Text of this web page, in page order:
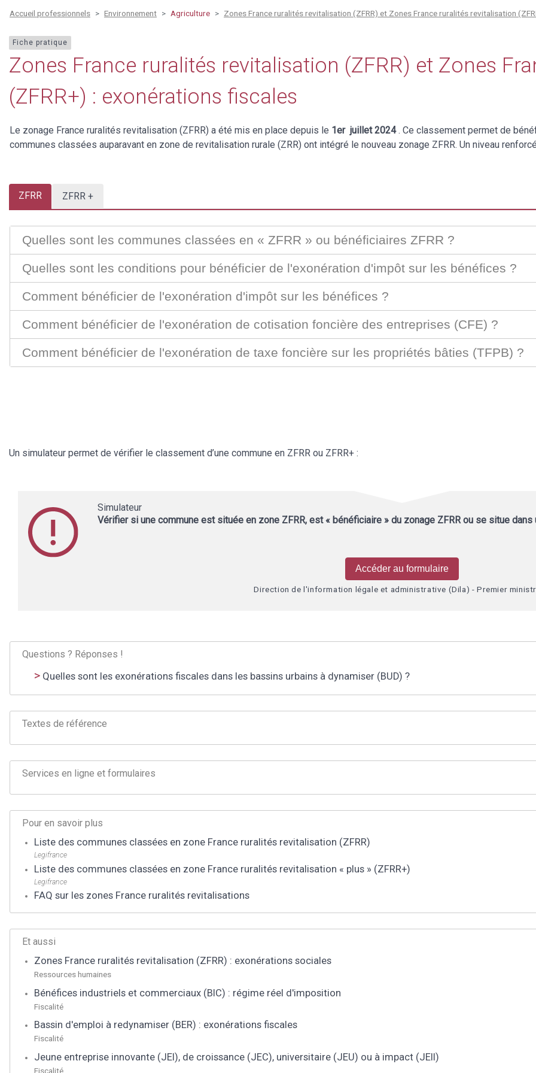
Accueil professionnels Environnement Agriculture Zones France ruralités revitalisation (ZFRR) et Zones France ruralités revitalisation
Fiche pratique
Zones France ruralités revitalisation (ZFRR) et Zones
(ZFRR+) : exonérations fiscales
Le zonage France ruralités revitalisation (ZFRR) a été mis en place depuis le 1er juillet 2024. Ce classement permet de
communes classées auparavant en zone de revitalisation rurale (ZRR) ont intégré le nouveau zonage ZFRR. Un niveau
ZFRR ZFRR +
Quelles sont les communes classées en « ZFRR » ou bénéficiaires ZFRR ?
Quelles sont les conditions pour bénéficier de l'exonération d'impôt sur les bénéfices ?
Comment bénéficier de l'exonération d'impôt sur les bénéfices ?
Comment bénéficier de l'exonération de cotisation foncière des entreprises (CFE) ?
Comment bénéficier de l'exonération de taxe foncière sur les propriétés bâties (TFPB) ?
Un simulateur permet de vérifier le classement d’une commune en ZFRR ou ZFRR+ :
Simulateur
Vérifier si une commune est située en zone ZFRR, est « bénéficiaire » du zonage ZFRR ou se situe dans
Accéder au formulaire
Direction de l'information légale et administrative (Dila) - Premier
Questions ? Réponses !
Quelles sont les exonérations fiscales dans les bassins urbains à dynamiser (BUD) ?
Textes de référence
Services en ligne et formulaires
Pour en savoir plus
Liste des communes classées en zone France ruralités revitalisation (ZFRR)
Legifrance
Liste des communes classées en zone France ruralités revitalisation « plus » (ZFRR+)
Legifrance
FAQ sur les zones France ruralités revitalisations
Et aussi
Zones France ruralités revitalisation (ZFRR) : exonérations sociales
Ressources humaines
Bénéfices industriels et commerciaux (BIC) : régime réel d'imposition
Fiscalité
Bassin d'emploi à redynamiser (BER) : exonérations fiscales
Fiscalité
Jeune entreprise innovante (JEI), de croissance (JEC), universitaire (JEU) ou à impact (JEII)
Fiscalité